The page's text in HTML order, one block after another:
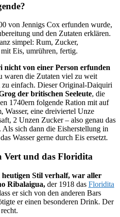
von Jennigs Cox erfunden wurde,
und den Zutaten erklären.
simpel: Rum, Zucker,
Eis, umrühren, fertig.
nicht von einer Person erfunden
waren die Zutaten viel zu weit
einfach. Dieser Original-Daiquiri
der britischen Seeleute, die
1740ern folgende Ration mit auf
Wasser, eine dreiviertel Unze
2 Unzen Zucker – also genau das
sich dann die Eisherstellung in
Wasser gerne durch Eis ersetzt.
Vert und das Floridita
Stil verhalf, war aller
Ribalaigua, der 1918 das Floridita
er sich von den anderen Bars
er einen besonderen Drink. Der